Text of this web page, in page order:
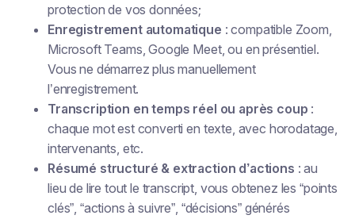
protection de vos données;
Enregistrement automatique : compatible Zoom,
Microsoft Teams, Google Meet, ou en présentiel.
Vous ne démarrez plus manuellement
l’enregistrement.
Transcription en temps réel ou après coup :
chaque mot est converti en texte, avec horodatage,
intervenants, etc.
Résumé structuré & extraction d’actions : au
lieu de lire tout le transcript, vous obtenez les “points
clés”, “actions à suivre”, “décisions” générés